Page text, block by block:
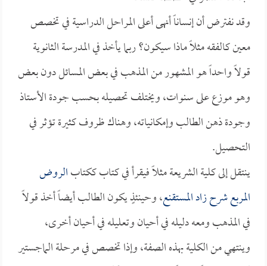
وقد نفترض أن إنساناً أنهى أعلى المراحل الدراسية في تخصص
معين كالفقه مثلاً ماذا سيكون؟ ربما يأخذ في المدرسة الثانوية
قولاً واحداً هو المشهور من المذهب في بعض المسائل دون بعض
وهو موزع على سنوات، ويختلف تحصيله بحسب جودة الأستاذ
وجودة ذهن الطالب وإمكانياته، وهناك ظروف كثيرة تؤثر في
التحصيل.
ينتقل إلى كلية الشريعة مثلاً فيقرأ في كتاب ككتابالروض
المربع شرح زاد المستقنع، وحينئذٍ يكون الطالب أيضاً أخذ قولاً
في المذهب ومعه دليله في أحيان وتعليله في أحيان أخرى،
وينتهي من الكلية بهذه الصفة، وإذا تخصص في مرحلة الماجستير